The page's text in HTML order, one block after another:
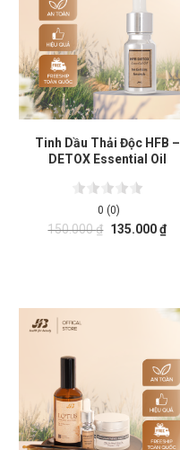
Tinh Dầu Thải Độc HFB –
DETOX Essential Oil
0 (0)
150.000₫ 135.000₫